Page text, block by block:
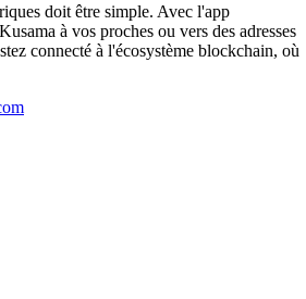
doit être simple. Avec l'app
à vos proches ou vers des adresses
connecté à l'écosystème blockchain, où